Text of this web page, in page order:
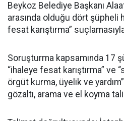
Beykoz Belediye Başkanı
arasında olduğu dört şüpheli
fesat karıştırma”
Soruşturma kapsamında 17
“ihaleye fesat karıştırma” ve
örgüt kurma, üyelik ve
gözaltı, arama ve el koyma